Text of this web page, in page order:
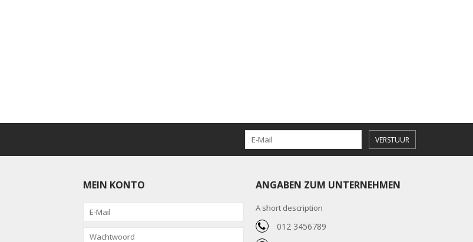
VERSTUUR
MEIN KONTO ANGABEN ZUM UNTERNEHMEN
A short description
012 3456789